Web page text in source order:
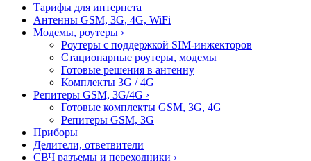
Тарифы для интернета
Антенны GSM, 3G, 4G, WiFi
Модемы, роутеры ›
Роутеры с поддержкой SIM-инжекторов
Стационарные роутеры, модемы
Готовые решения в антенну
Комплекты 3G / 4G
Репитеры GSM, 3G/4G ›
Готовые комплекты GSM, 3G, 4G
Репитеры GSM, 3G
Приборы
Делители, ответвители
СВЧ разъемы и переходники ›